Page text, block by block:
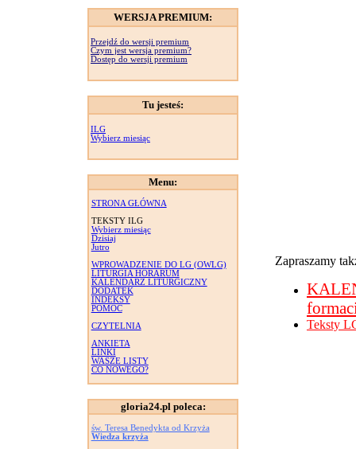
WERSJA PREMIUM:
Przejdź do wersji premium
Czym jest wersja premium?
Dostęp do wersji premium
Tu jesteś:
ILG
Wybierz miesiąc
Menu:
STRONA GŁÓWNA
TEKSTY ILG
Wybierz miesiąc
Dzisiaj
Jutro
WPROWADZENIE DO LG (OWLG)
LITURGIA HORARUM
KALENDARZ LITURGICZNY
DODATEK
INDEKSY
POMOC
CZYTELNIA
ANKIETA
LINKI
WASZE LISTY
CO NOWEGO?
gloria24.pl poleca:
św. Teresa Benedykta od Krzyża
Wiedza krzyża
Zapraszamy
Teksty